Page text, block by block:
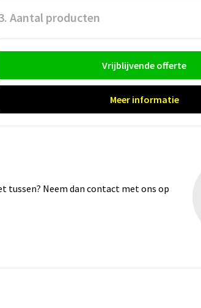
Aantal producten
Vrijblijvende offerte
Meer informatie
tussen? Neem dan contact met ons op